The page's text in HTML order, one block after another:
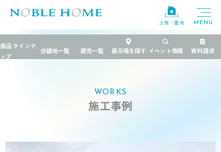
土地・建売
茨城県 薪ストーブのある平屋
WORKS
施工事例